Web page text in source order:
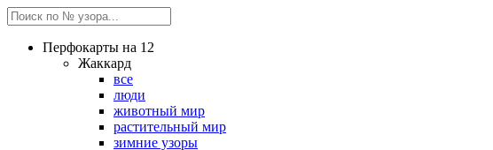
Перфокарты на 12
Жаккард
все
люди
животный мир
растительный мир
зимние узоры